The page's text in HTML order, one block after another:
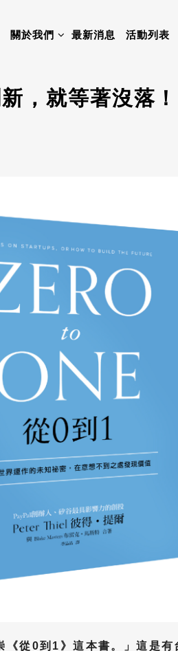
關於我們 最新消息 活動列表
，就等著沒落！
《從0到1》這本書。」這是